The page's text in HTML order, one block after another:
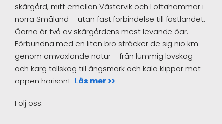
skärgård, mitt emellan Västervik och Loftahammar i
norra Småland – utan fast förbindelse till fastlandet.
Öarna är två av skärgårdens mest levande öar.
Förbundna med en liten bro sträcker de sig nio km
genom omväxlande natur – från lummig lövskog
och karg tallskog till ängsmark och kala klippor mot
öppen horisont. Läs mer >>
Följ oss: